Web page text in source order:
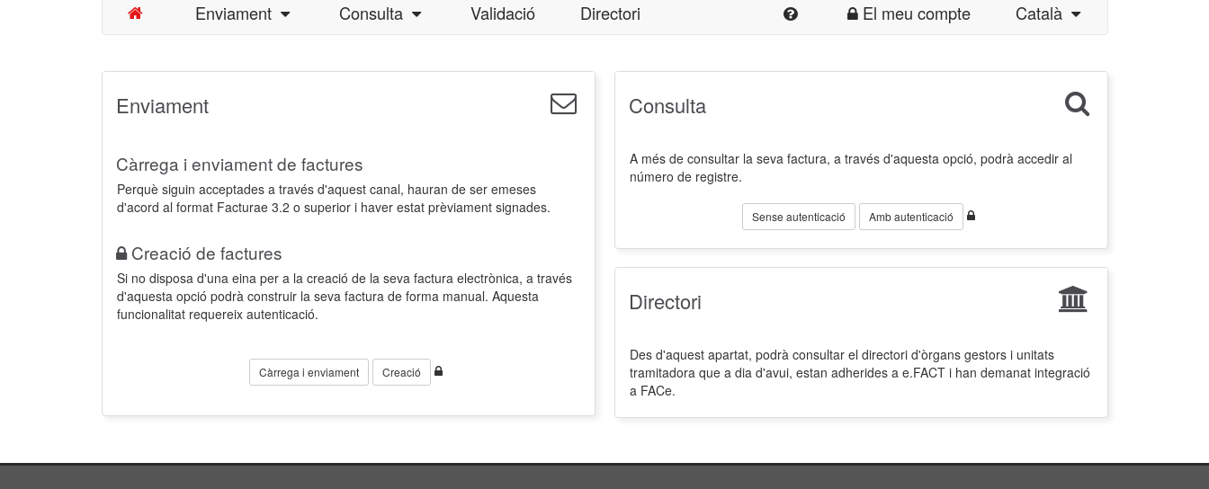
Enviament Consulta Validació Directori El meu compte Català
Enviament
Càrrega i enviament de factures
Perquè siguin acceptades a través d'aquest canal, hauran de ser emeses
d'acord al format Facturae 3.2 o superior i haver estat prèviament signades.
Creació de factures
Si no disposa d'una eina per a la creació de la seva factura electrònica, a través
d'aquesta opció podrà construir la seva factura de forma manual. Aquesta
funcionalitat requereix autenticació.
Càrrega i enviament Creació
Consulta
A més de consultar la seva factura, a través d'aquesta opció, podrà accedir al
número de registre.
Sense autenticació Amb autenticació
Directori
Des d'aquest apartat, podrà consultar el directori d'òrgans gestors i unitats
tramitadora que a dia d'avui, estan adherides a e.FACT i han demanat integració
a FACe.